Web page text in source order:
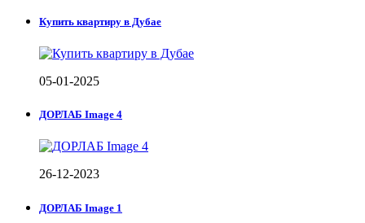
Купить квартиру в Дубае
05-01-2025
ДОРЛАБ Image 4
26-12-2023
ДОРЛАБ Image 1